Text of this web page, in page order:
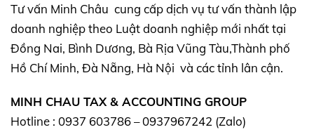
Tư vấn Minh Châu cung cấp dịch vụ tư vấn thành lập
doanh nghiệp theo Luật doanh nghiệp mới nhất tại
Đồng Nai, Bình Dương, Bà Rịa Vũng Tàu,Thành phố
Hồ Chí Minh, Đà Nẵng, Hà Nội và các tỉnh lân cận.
MINH CHAU TAX & ACCOUNTING GROUP
Hotline : 0937 603786 – 0937967242 (Zalo)